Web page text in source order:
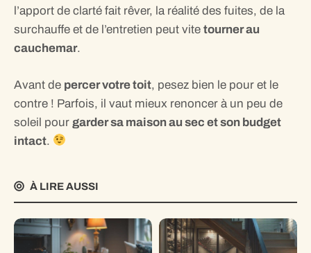
l’apport de clarté fait rêver, la réalité des fuites, de la
surchauffe et de l’entretien peut vite tourner au
cauchemar.
Avant de percer votre toit, pesez bien le pour et le
contre ! Parfois, il vaut mieux renoncer à un peu de
soleil pour garder sa maison au sec et son budget
intact.
À LIRE AUSSI